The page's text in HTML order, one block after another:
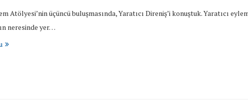
Atölyesi’nin üçüncü buluşmasında, Yaratıcı Direniş’i konuştuk. Yaratıcı
neresinde yer…